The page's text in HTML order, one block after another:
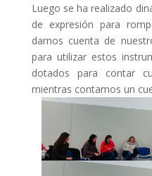
Luego se ha realizado
de expresión para
darnos cuenta de
para utilizar estos
dotados para contar
mientras contamos un